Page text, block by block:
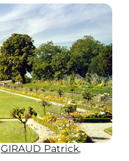
GIRAUD Patrick,